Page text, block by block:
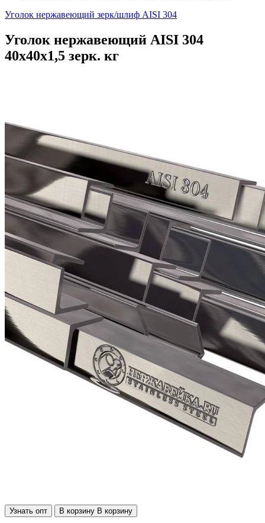
Уголок нержавеющий зерк/шлиф AISI 304
Уголок нержавеющий AISI 304
40х40х1,5 зерк. кг
Узнать опт В корзину В корзину